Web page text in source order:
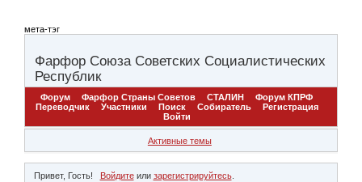
мета-тэг
Фарфор Союза Советских Социалистических
Республик
Форум Фарфор Страны Советов СТАЛИН
Форум КПРФ
Переводчик
Участники Поиск Собиратель
Регистрация
Войти
Активные темы
Привет, Гость! Войдитеили зарегистрируйтесь.